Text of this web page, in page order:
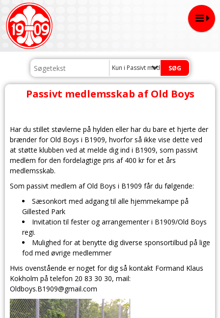
Kun i Passivt medlemsskab af Old
Passivt medlemsskab af Old Boys
Har du stillet støvlerne på hylden eller har du bare et hjerte der
brænder for Old Boys i B1909, hvorfor så ikke vise dette ved
at støtte klubben ved at melde dig ind i B1909, som passivt
medlem for den fordelagtige pris af 400 kr for et års
medlemsskab.
Som passivt medlem af Old Boys i B1909 får du følgende:
Sæsonkort med adgang til alle hjemmekampe på
Gillested Park
Invitation til fester og arrangementer i B1909/Old Boys
regi.
Mulighed for at benytte dig diverse sponsortilbud på lige
fod med øvrige medlemmer
Hvis ovenstående er noget for dig så kontakt Formand Klaus
Kokholm på telefon 20 83 30 30, mail:
Oldboys.B1909@gmail.com